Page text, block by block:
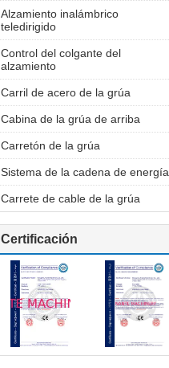
Alzamiento inalámbrico
teledirigido
Control del colgante del
alzamiento
Carril de acero de la grúa
Cabina de la grúa de arriba
Carretón de la grúa
Sistema de la cadena de energía
Carrete de cable de la grúa
Certificación